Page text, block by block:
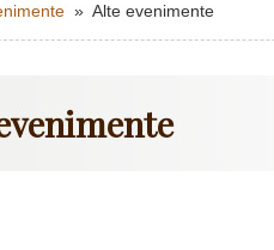
» Alte evenimente